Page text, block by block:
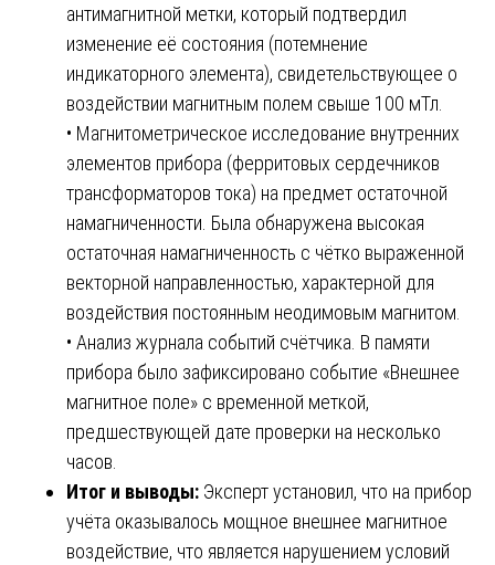
антимагнитной метки, который подтвердил
изменение её состояния (потемнение
индикаторного элемента), свидетельствующее о
воздействии магнитным полем свыше 100 мТл.
• Магнитометрическое исследование внутренних
элементов прибора (ферритовых сердечников
трансформаторов тока) на предмет остаточной
намагниченности. Была обнаружена высокая
остаточная намагниченность с чётко выраженной
векторной направленностью, характерной для
воздействия постоянным неодимовым магнитом.
• Анализ журнала событий счётчика. В памяти
прибора было зафиксировано событие «Внешнее
магнитное поле» с временной меткой,
предшествующей дате проверки на несколько
часов.
Итог и выводы: Эксперт установил, что на прибор
учёта оказывалось мощное внешнее магнитное
воздействие, что является нарушением условий